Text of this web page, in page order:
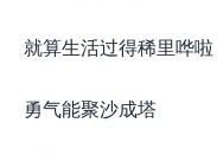
就算生活过得稀里哗啦
勇气能聚沙成塔